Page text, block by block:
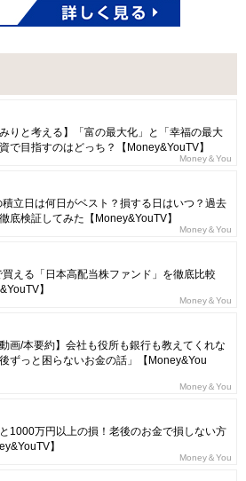
みりと考える】「富の最大化」と「幸福の最大
で目指すのはどっち？【Money&YouTV】
Money＆You
立日は何日がベスト？損する日はいつ？過去
底検証してみた【Money&YouTV】
Money＆You
える「日本高配当株ファンド」を徹底比較
】
Money＆You
動画/本要約】会社も役所も銀行も教えてくれな
ずっと困らないお金の話」【Money&You
Money＆You
1000万円以上の損！老後のお金で損しない方
】
Money＆You